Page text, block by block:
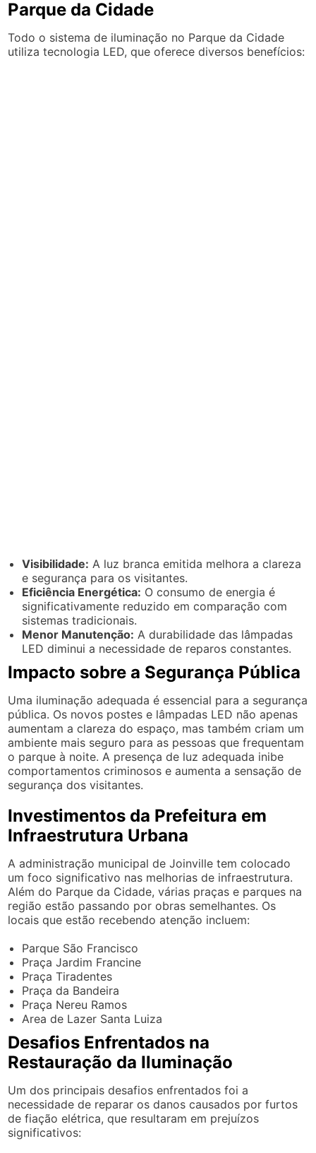
Parque da Cidade
Todo o sistema de iluminação no Parque da Cidade
utiliza tecnologia LED, que oferece diversos benefícios:
Visibilidade: A luz branca emitida melhora a clareza
e segurança para os visitantes.
Eficiência Energética: O consumo de energia é
significativamente reduzido em comparação com
sistemas tradicionais.
Menor Manutenção: A durabilidade das lâmpadas
LED diminui a necessidade de reparos constantes.
Impacto sobre a Segurança Pública
Uma iluminação adequada é essencial para a segurança
pública. Os novos postes e lâmpadas LED não apenas
aumentam a clareza do espaço, mas também criam um
ambiente mais seguro para as pessoas que frequentam
o parque à noite. A presença de luz adequada inibe
comportamentos criminosos e aumenta a sensação de
segurança dos visitantes.
Investimentos da Prefeitura em
Infraestrutura Urbana
A administração municipal de Joinville tem colocado
um foco significativo nas melhorias de infraestrutura.
Além do Parque da Cidade, várias praças e parques na
região estão passando por obras semelhantes. Os
locais que estão recebendo atenção incluem:
Parque São Francisco
Praça Jardim Francine
Praça Tiradentes
Praça da Bandeira
Praça Nereu Ramos
Area de Lazer Santa Luiza
Desafios Enfrentados na
Restauração da Iluminação
Um dos principais desafios enfrentados foi a
necessidade de reparar os danos causados por furtos
de fiação elétrica, que resultaram em prejuízos
significativos: